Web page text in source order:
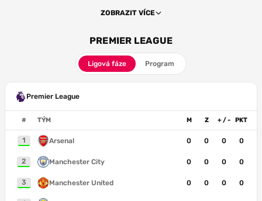
ZOBRAZIT VÍCE
PREMIER LEAGUE
Ligová fáze Program
Premier League
# TÝM M Z + / - PKT
1 Arsenal 0 0 0 0
2 Manchester City 0 0 0 0
3 Manchester United 0 0 0 0